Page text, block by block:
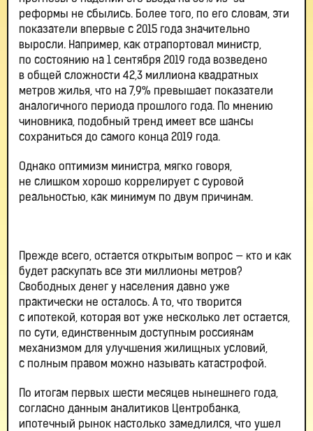
реформы не сбылись. Более того, по его словам, эти
показатели впервые с 2015 года значительно
выросли. Например, как отрапортовал министр,
по состоянию на 1 сентября 2019 года возведено
в общей сложности 42,3 миллиона квадратных
метров жилья, что на 7,9% превышает показатели
аналогичного периода прошлого года. По мнению
чиновника, подобный тренд имеет все шансы
сохраниться до самого конца 2019 года.
Однако оптимизм министра, мягко говоря,
не слишком хорошо коррелирует с суровой
реальностью, как минимум по двум причинам.
Прежде всего, остается открытым вопрос — кто и как
будет раскупать все эти миллионы метров?
Свободных денег у населения давно уже
практически не осталось. А то, что творится
с ипотекой, которая вот уже несколько лет остается,
по сути, единственным доступным россиянам
механизмом для улучшения жилищных условий,
с полным правом можно называть катастрофой.
По итогам первых шести месяцев нынешнего года,
согласно данным аналитиков Центробанка,
ипотечный рынок настолько замедлился, что ушел